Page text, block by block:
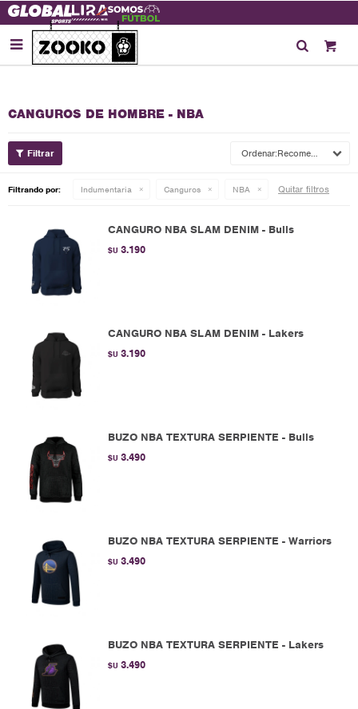

CANGUROS DE HOMBRE - NBA
Recomendados
Filtrando por: Indumentaria Canguros NBA Quitar filtros
CANGURO NBA SLAM DENIM - Bulls
$U 3.190
CANGURO NBA SLAM DENIM - Lakers
$U 3.190
BUZO NBA TEXTURA SERPIENTE - Bulls
$U 3.490
BUZO NBA TEXTURA SERPIENTE - Warriors
$U 3.490
BUZO NBA TEXTURA SERPIENTE - Lakers
$U 3.490